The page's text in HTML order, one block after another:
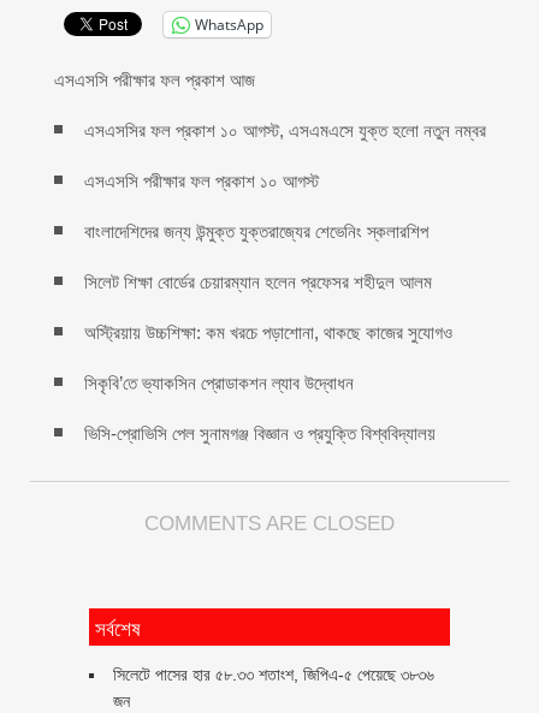
WhatsApp
এসএসসি পরীক্ষার ফল প্রকাশ আজ
এসএসসির ফল প্রকাশ ১০ আগস্ট, এসএমএসে যুক্ত হলো নতুন নম্বর
এসএসসি পরীক্ষার ফল প্রকাশ ১০ আগস্ট
বাংলাদেশিদের জন্য উন্মুক্ত যুক্তরাজ্যের শেভেনিং স্কলারশিপ
সিলেট শিক্ষা বোর্ডের চেয়ারম্যান হলেন প্রফেসর শহীদুল আলম
অস্ট্রিয়ায় উচ্চশিক্ষা: কম খরচে পড়াশোনা, থাকছে কাজের সুযোগও
সিকৃবি’তে ভ্যাকসিন প্রোডাকশন ল্যাব উদ্বোধন
ভিসি-প্রোভিসি পেল সুনামগঞ্জ বিজ্ঞান ও প্রযুক্তি বিশ্ববিদ্যালয়
COMMENTS ARE CLOSED
সর্বশেষ
সিলেটে পাসের হার ৫৮.৩৩ শতাংশ, জিপিএ-৫ পেয়েছে ৩৮৩৬
জন